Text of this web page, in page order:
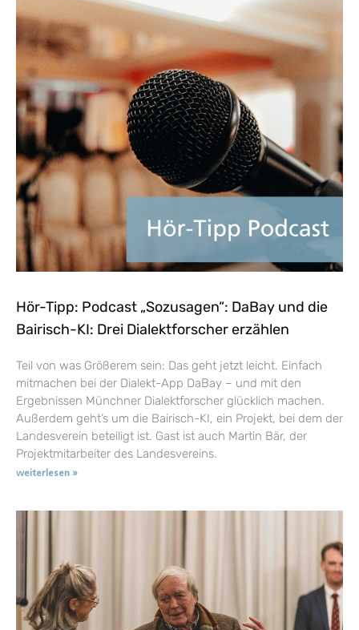
Hör-Tipp: Podcast „Sozusagen“: DaBay und die
Bairisch-KI: Drei Dialektforscher erzählen
Teil von was Größerem sein: Das geht jetzt leicht. Einfach
mitmachen bei der Dialekt-App DaBay – und mit den
Ergebnissen Münchner Dialektforscher glücklich machen.
Außerdem geht’s um die Bairisch-KI, ein Projekt, bei dem der
Landesverein beteiligt ist. Gast ist auch Martin Bär, der
Projektmitarbeiter des Landesvereins.
weiterlesen »